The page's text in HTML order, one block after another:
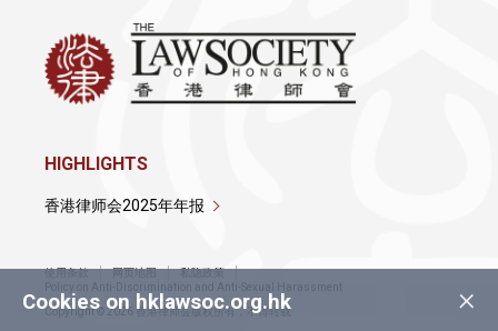
×
Cookies on hklawsoc.org.hk
HIGHLIGHTS
香港律师会2025年年报
使用条款 网页地图
私隐政策
Policy on Anti-Discrimination and Anti-Sexual Harassment
Copyright © 2026 香港律师会版权所有，不得转载